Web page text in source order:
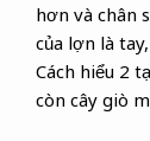
hơn và chân
của lợn là
Cách hiểu 2
còn cây giò